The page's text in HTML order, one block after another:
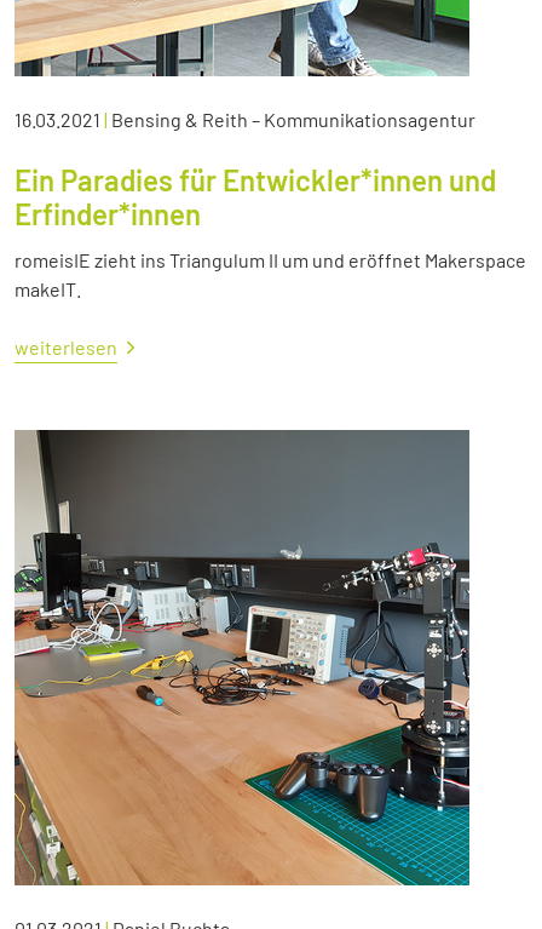
16.03.2021 | Bensing & Reith – Kommunikationsagentur
Ein Paradies für Entwickler*innen und
Erfinder*innen
romeisIE zieht ins Triangulum II um und eröffnet Makerspace
makeIT.
weiterlesen